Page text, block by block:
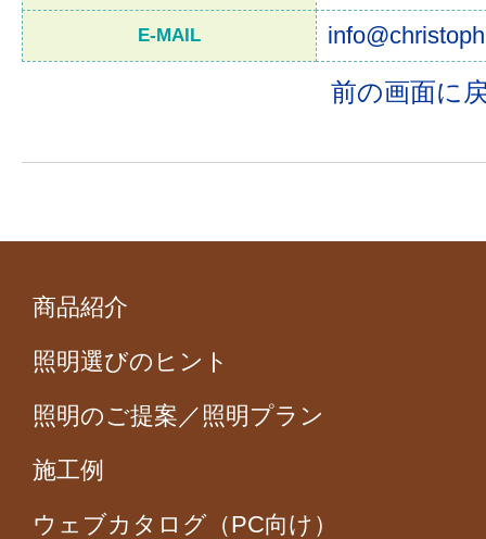
E-MAIL
前の画面に
商品紹介
照明選びのヒント
照明のご提案／照明プラン
施工例
ウェブカタログ（PC向け）